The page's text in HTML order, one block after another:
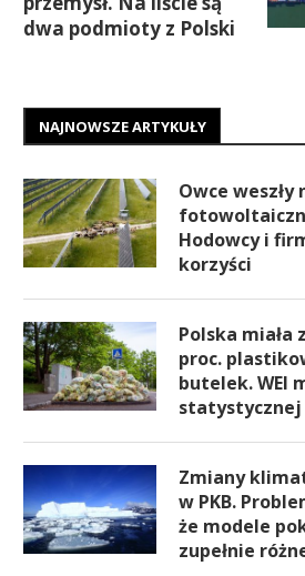
dwa podmioty z Polski
NAJNOWSZE ARTYKUŁY
Owce
Hodowcy i
korzyści
Polska miała
proc.
butelek. WEI
Zmiany
w PKB.
że modele
zupełnie